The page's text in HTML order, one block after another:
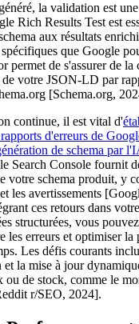
la validation est
Rich Results Test est
aux résultats
que Google
permet de s'assurer de
de votre JSON-LD par
[Schema.org,
continue, il est vital d'
d'erreurs de
de schema par
Search Console fournit
votre schema produit, y
les avertissements
ces retours dans
structurées, vous
les erreurs et optimiser la
Les défis courants
la mise à jour
ou de stock, comme le
r/SEO, 2024].